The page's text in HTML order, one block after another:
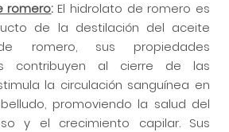
romero:El hidrolato de romero es
de la destilación del aceite
romero, sus propiedades
contribuyen al cierre de las
la circulación sanguínea en
promoviendo la salud del
y el crecimiento capilar. Sus